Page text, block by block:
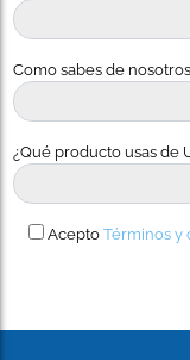
Como sabes de
¿Qué producto usas de
Acepto Términos y